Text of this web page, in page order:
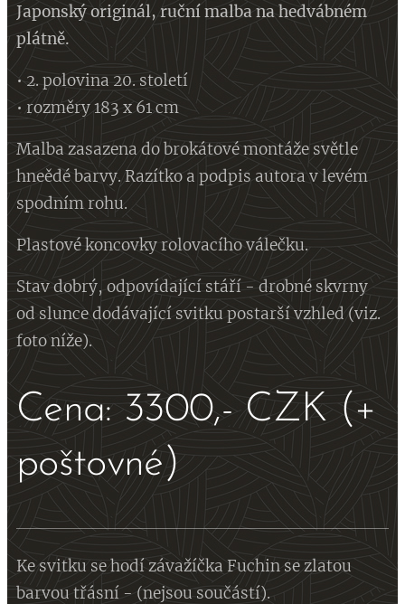
Japonský originál, ruční malbana hedvábném
plátně.
• 2. polovina 20. století
• rozměry 183 x 61 cm
Malba zasazena do brokátové montáže světle
hneědé barvy. Razítko a podpis autora v levém
spodním rohu.
Plastové koncovky rolovacího válečku.
Stav dobrý, odpovídající stáří - drobné skvrny
od slunce dodávající svitku postarší vzhled (viz.
foto níže).
Cena: 3300,- CZK (+
poštovné)
Ke svitku se hodí závažíčka Fuchin se zlatou
barvou třásní - (nejsou součástí).